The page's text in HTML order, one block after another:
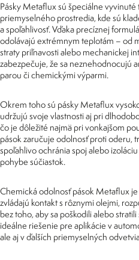
Pásky Metaflux sú špeciálne
priemyselného prostredia, kde sú
a spoľahlivosť. Vďaka precíznej
odolávajú extrémnym teplotám – od
straty priľnavosti alebo mechanickej
zabezpečuje, že sa neznehodnocujú
parou či chemickými výparmi.
Okrem toho sú pásky Metaflux
udržujú svoje vlastnosti aj pri
čo je dôležité najmä pri vonkajšom
pások zaručuje odolnosť proti oderu,
spoľahlivo ochránia spoj alebo
pohybe súčiastok.
Chemická odolnosť pások Metaflux
zvládajú kontakt s rôznymi olejmi,
bez toho, aby sa poškodili alebo
ideálne riešenie pre aplikácie v
ale aj v ďalších priemyselných